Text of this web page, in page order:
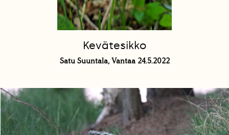
Kevätesikko
Satu Suuntala, Vantaa 24.5.2022